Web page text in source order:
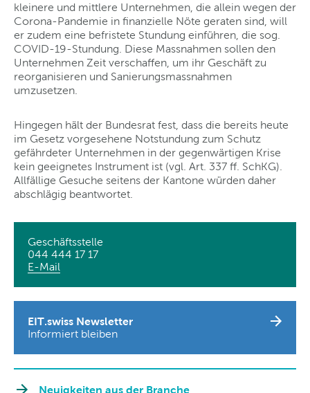
kleinere und mittlere Unternehmen, die allein wegen der
Corona-Pandemie in finanzielle Nöte geraten sind, will
er zudem eine befristete Stundung einführen, die sog.
COVID-19-Stundung. Diese Massnahmen sollen den
Unternehmen Zeit verschaffen, um ihr Geschäft zu
reorganisieren und Sanierungsmassnahmen
umzusetzen.
Hingegen hält der Bundesrat fest, dass die bereits heute
im Gesetz vorgesehene Notstundung zum Schutz
gefährdeter Unternehmen in der gegenwärtigen Krise
kein geeignetes Instrument ist (vgl. Art. 337 ff. SchKG).
Allfällige Gesuche seitens der Kantone würden daher
abschlägig beantwortet.
Geschäftsstelle
044 444 17 17
E-Mail
EIT.swiss Newsletter
Informiert bleiben
Neuigkeiten aus der Branche